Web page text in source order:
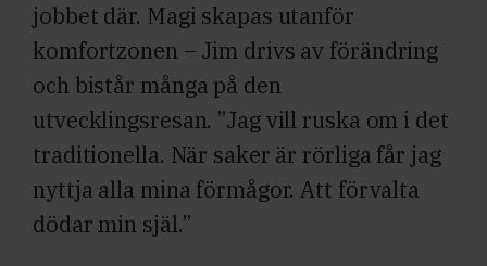
jobbet där. Magi skapas utanför
komfortzonen – Jim drivs av förändring
och bistår många på den
utvecklingsresan. ”Jag vill ruska om i det
traditionella. När saker är rörliga får jag
nyttja alla mina förmågor. Att förvalta
dödar min själ.”